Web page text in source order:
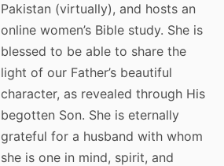
Pakistan (virtually), and hosts an
online women’s Bible study. She is
blessed to be able to share the
light of our Father’s beautiful
character, as revealed through His
begotten Son. She is eternally
grateful for a husband with whom
she is one in mind, spirit, and